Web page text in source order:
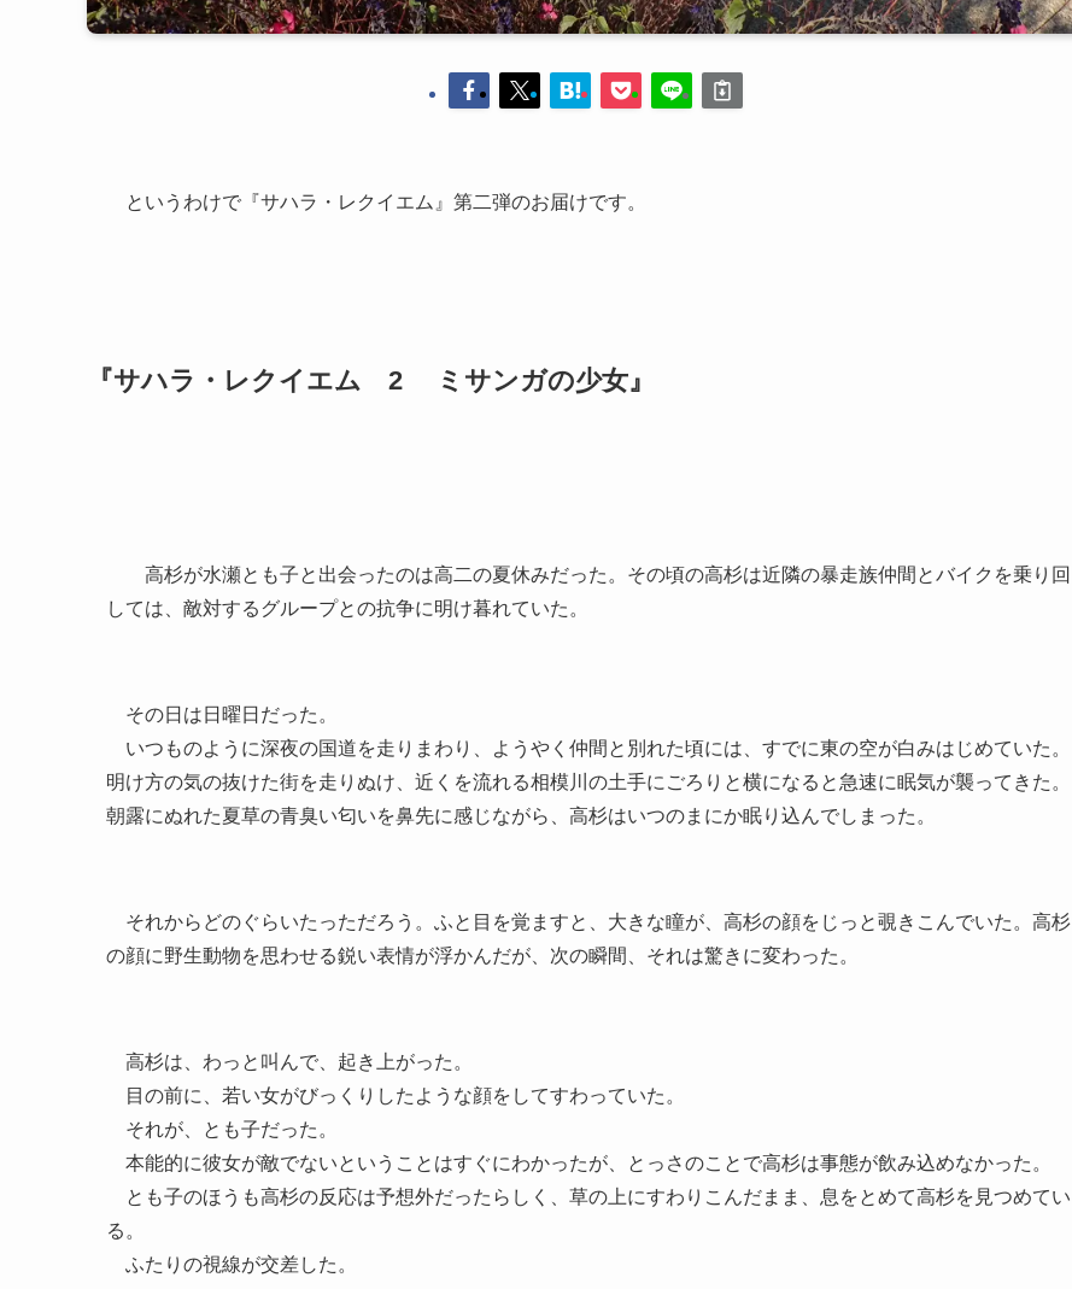
というわけで『サハラ・レクイエム』第二弾のお届けです。
『サハラ・レクイエム 2 ミサンガの少女』
高杉が水瀬とも子と出会ったのは高二の夏休みだった。その頃の高杉は近隣の暴走族仲間とバイクを乗り回
しては、敵対するグループとの抗争に明け暮れていた。
その日は日曜日だった。
いつものように深夜の国道を走りまわり、ようやく仲間と別れた頃には、すでに東の空が白みはじめていた。
明け方の気の抜けた街を走りぬけ、近くを流れる相模川の土手にごろりと横になると急速に眠気が襲ってきた。
朝露にぬれた夏草の青臭い匂いを鼻先に感じながら、高杉はいつのまにか眠り込んでしまった。
それからどのぐらいたっただろう。ふと目を覚ますと、大きな瞳が、高杉の顔をじっと覗きこんでいた。高杉
の顔に野生動物を思わせる鋭い表情が浮かんだが、次の瞬間、それは驚きに変わった。
高杉は、わっと叫んで、起き上がった。
目の前に、若い女がびっくりしたような顔をしてすわっていた。
それが、とも子だった。
本能的に彼女が敵でないということはすぐにわかったが、とっさのことで高杉は事態が飲み込めなかった。
とも子のほうも高杉の反応は予想外だったらしく、草の上にすわりこんだまま、息をとめて高杉を見つめてい
る。
ふたりの視線が交差した。